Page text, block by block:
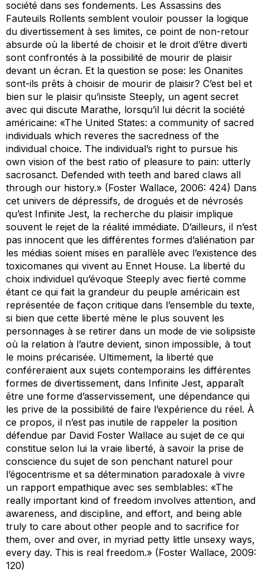
société dans ses fondements. Les Assassins des
Fauteuils Rollents semblent vouloir pousser la logique
du divertissement à ses limites, ce point de non-retour
absurde où la liberté de choisir et le droit d’être diverti
sont confrontés à la possibilité de mourir de plaisir
devant un écran. Et la question se pose: les Onanites
sont-ils prêts à choisir de mourir de plaisir? C’est bel et
bien sur le plaisir qu’insiste Steeply, un agent secret
avec qui discute Marathe, lorsqu’il lui décrit la société
américaine: «The United States: a community of sacred
individuals which reveres the sacredness of the
individual choice. The individual’s right to pursue his
own vision of the best ratio of pleasure to pain: utterly
sacrosanct. Defended with teeth and bared claws all
through our history.» (Foster Wallace, 2006: 424) Dans
cet univers de dépressifs, de drogués et de névrosés
qu’est Infinite Jest, la recherche du plaisir implique
souvent le rejet de la réalité immédiate. D’ailleurs, il n’est
pas innocent que les différentes formes d’aliénation par
les médias soient mises en parallèle avec l’existence des
toxicomanes qui vivent au Ennet House. La liberté du
choix individuel qu’évoque Steeply avec fierté comme
étant ce qui fait la grandeur du peuple américain est
représentée de façon critique dans l’ensemble du texte,
si bien que cette liberté mène le plus souvent les
personnages à se retirer dans un mode de vie solipsiste
où la relation à l’autre devient, sinon impossible, à tout
le moins précarisée. Ultimement, la liberté que
conféreraient aux sujets contemporains les différentes
formes de divertissement, dans Infinite Jest, apparaît
être une forme d’asservissement, une dépendance qui
les prive de la possibilité de faire l’expérience du réel. À
ce propos, il n’est pas inutile de rappeler la position
défendue par David Foster Wallace au sujet de ce qui
constitue selon lui la vraie liberté, à savoir la prise de
conscience du sujet de son penchant naturel pour
l’égocentrisme et sa détermination paradoxale à vivre
un rapport empathique avec ses semblables: «The
really important kind of freedom involves attention, and
awareness, and discipline, and effort, and being able
truly to care about other people and to sacrifice for
them, over and over, in myriad petty little unsexy ways,
every day. This is real freedom.» (Foster Wallace, 2009:
120)